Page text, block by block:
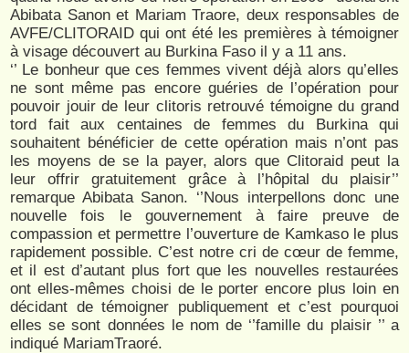
Abibata Sanon et Mariam Traore, deux responsables de
AVFE/CLITORAID qui ont été les premières à témoigner
à visage découvert au Burkina Faso il y a 11 ans.
‘’ Le bonheur que ces femmes vivent déjà alors qu’elles
ne sont même pas encore guéries de l’opération pour
pouvoir jouir de leur clitoris retrouvé témoigne du grand
tord fait aux centaines de femmes du Burkina qui
souhaitent bénéficier de cette opération mais n’ont pas
les moyens de se la payer, alors que Clitoraid peut la
leur offrir gratuitement grâce à l’hôpital du plaisir’’
remarque Abibata Sanon. ‘’Nous interpellons donc une
nouvelle fois le gouvernement à faire preuve de
compassion et permettre l’ouverture de Kamkaso le plus
rapidement possible. C’est notre cri de cœur de femme,
et il est d’autant plus fort que les nouvelles restaurées
ont elles-mêmes choisi de le porter encore plus loin en
décidant de témoigner publiquement et c’est pourquoi
elles se sont données le nom de ‘’famille du plaisir ’’ a
indiqué MariamTraoré.